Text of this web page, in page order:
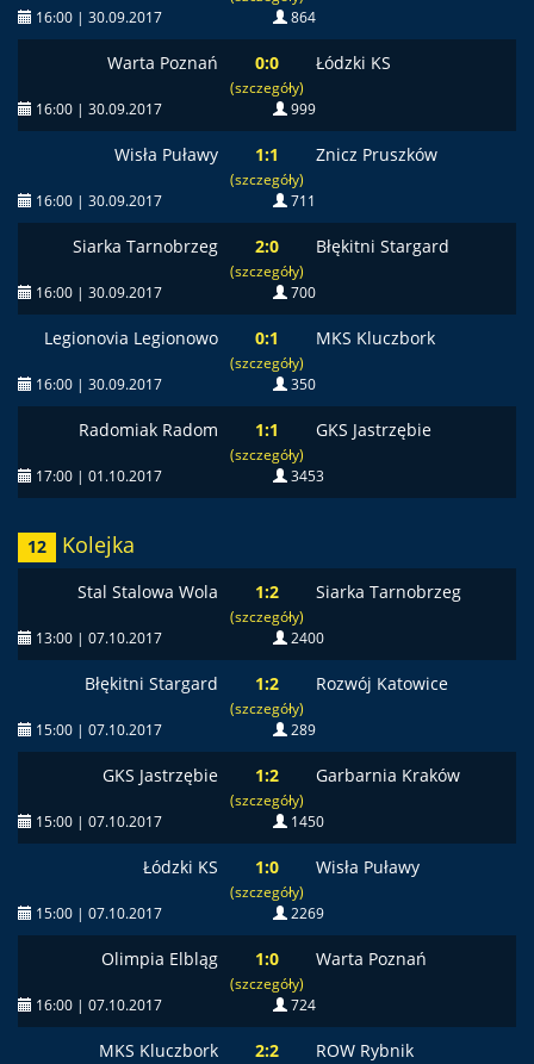
16:00 | 30.09.2017 864
Warta Poznań 0:0
(szczegóły)
Łódzki KS
16:00 | 30.09.2017 999
Wisła Puławy 1:1
(szczegóły)
Znicz Pruszków
16:00 | 30.09.2017 711
Siarka Tarnobrzeg 2:0
(szczegóły)
Błękitni Stargard
16:00 | 30.09.2017 700
Legionovia Legionowo 0:1
(szczegóły)
MKS Kluczbork
16:00 | 30.09.2017 350
Radomiak Radom 1:1
(szczegóły)
GKS Jastrzębie
17:00 | 01.10.2017 3453
12 Kolejka
Stal Stalowa Wola 1:2
(szczegóły)
Siarka Tarnobrzeg
13:00 | 07.10.2017 2400
Błękitni Stargard 1:2
(szczegóły)
Rozwój Katowice
15:00 | 07.10.2017 289
GKS Jastrzębie 1:2
(szczegóły)
Garbarnia Kraków
15:00 | 07.10.2017 1450
Łódzki KS 1:0
(szczegóły)
Wisła Puławy
15:00 | 07.10.2017 2269
Olimpia Elbląg 1:0
(szczegóły)
Warta Poznań
16:00 | 07.10.2017 724
MKS Kluczbork 2:2 ROW Rybnik